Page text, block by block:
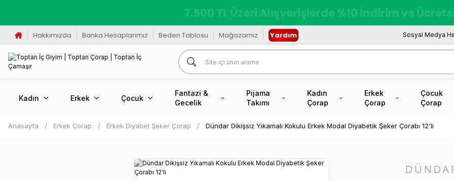
Kredi Kartına Vade Farksız +6 Taksit
Hakkımızda Banka Hesaplarımız Beden Tablosu Mağazamız Yardım Sosyal Medya
Kadın Erkek Çocuk
Fantazi &
Gecelik
Pijama
Takımı
Kadın
Çorap
Erkek
Çorap
Çocuk
Çorap
Anasayfa Erkek Çorap Erkek Diyabet Şeker Çorap Dündar Dikişsiz Yıkamalı Kokulu Erkek Modal Diyabetik Şeker Çorabı 12'li